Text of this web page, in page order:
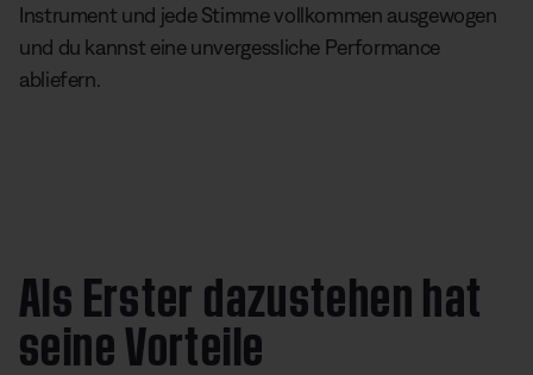
Instrument und jede Stimme vollkommen ausgewogen
und du kannst eine unvergessliche Performance
abliefern.
Als Erster dazustehen hat
seine Vorteile